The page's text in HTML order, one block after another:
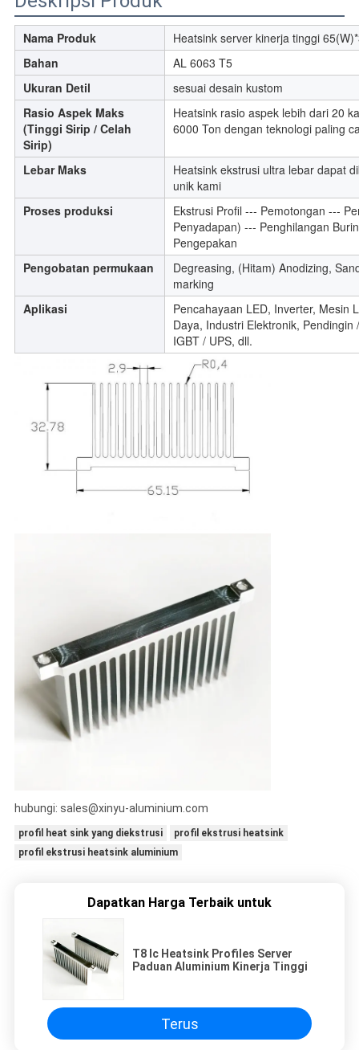
Nama Produk
Heatsink server kinerja tinggi
Bahan
AL 6063 T5
Ukuran Detil
sesuai desain kustom
Rasio Aspek Maks
(Tinggi Sirip / Celah
Sirip)
Heatsink rasio aspek lebih dari 20
6000 Ton dengan teknologi paling
Lebar Maks
Heatsink ekstrusi ultra lebar dapat
unik kami
Proses produksi
Ekstrusi Profil --- Pemotongan ---
Penyadapan) --- Penghilangan
Pengepakan
Pengobatan permukaan
Degreasing, (Hitam) Anodizing,
marking
Aplikasi
Pencahayaan LED, Inverter, Mesin
Daya, Industri Elektronik,
IGBT / UPS, dll.
hubungi: sales@xinyu-aluminium.com
profil heat sink yang diekstrusi
profil ekstrusi heatsink
profil ekstrusi heatsink aluminium
Dapatkan Harga Terbaik untuk
T8 Ic Heatsink Profiles Server
Paduan Aluminium Kinerja Tinggi
Terus